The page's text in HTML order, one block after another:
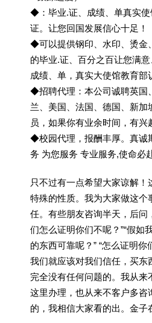
◆：毕业.证、成绩、单真实使
证。让您回国发展信心十足！
◆可以提供钢印、水印、烫金
的毕业.证、百分之百让您满意
成绩、单，真实大使馆教育部
◆招聘代理：本公司诚聘英国
兰、美国、法国、德国、新加
员，如果你有业余时间，有兴
◆校园代理，报酬丰厚。真诚
务 为您服务 专业服务,使命必
只不过有一点希望大家谅解！
特殊的性质。我为大家做这个
任。有些朋友咨询半天，后问
们怎么证明你们不呢？”“假如
的东西可靠呢？” “怎么证明你
我们就应该对我们信任，买东
完全没有任何问题的。我从来
这里办理，也从来不客户多咨
的，我相信大家看的出。金子